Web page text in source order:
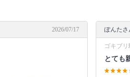
2026/07/17 ぽんたさ
ゴキブリ
とても